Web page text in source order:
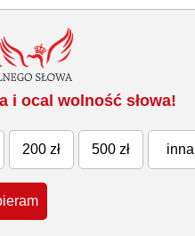
i ocal wolność słowa!
200 zł 500 zł inna